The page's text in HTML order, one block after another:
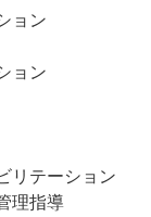
ョン
ョン
リテーション
理指導